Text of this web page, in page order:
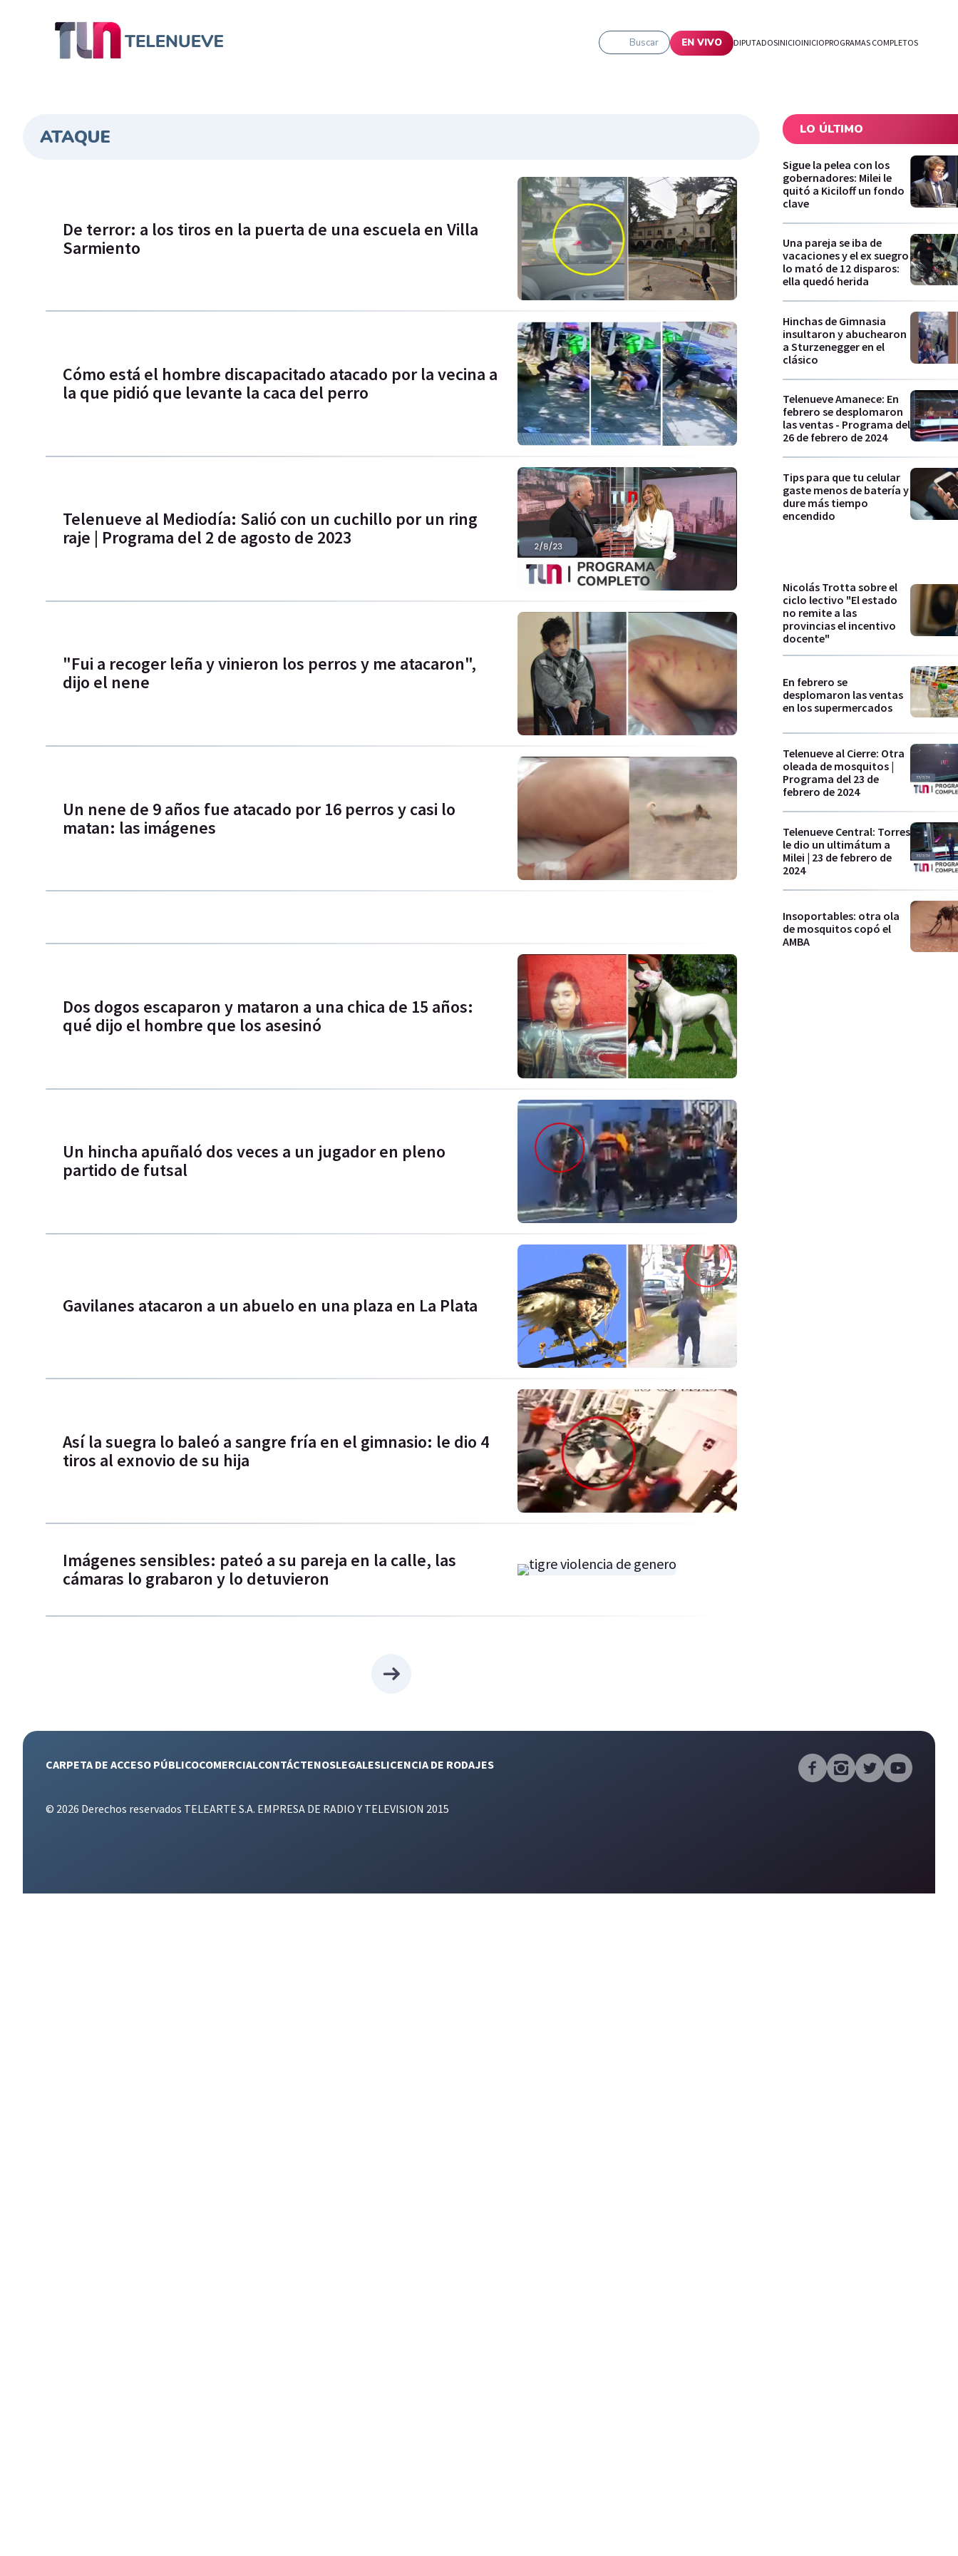
Buscar EN VIVO DIPUTADOSINICIOINICIOPROGRAMAS COMPLETOS
ATAQUE
De terror: a los tiros en la puerta de una escuela en Villa
Sarmiento
Cómo está el hombre discapacitado atacado por la vecina a
la que pidió que levante la caca del perro
Telenueve al Mediodía: Salió con un cuchillo por un ring
raje | Programa del 2 de agosto de 2023
"Fui a recoger leña y vinieron los perros y me atacaron",
dijo el nene
Un nene de 9 años fue atacado por 16 perros y casi lo
matan: las imágenes
Dos dogos escaparon y mataron a una chica de 15 años:
qué dijo el hombre que los asesinó
Un hincha apuñaló dos veces a un jugador en pleno
partido de futsal
Gavilanes atacaron a un abuelo en una plaza en La Plata
Así la suegra lo baleó a sangre fría en el gimnasio: le dio 4
tiros al exnovio de su hija
Imágenes sensibles: pateó a su pareja en la calle, las
cámaras lo grabaron y lo detuvieron
LO ÚLTIMO
Sigue la pelea con los
gobernadores: Milei le
quitó a Kiciloff un fondo
clave
Una pareja se iba de
vacaciones y el ex suegro
lo mató de 12 disparos:
ella quedó herida
Hinchas de Gimnasia
insultaron y abuchearon
a Sturzenegger en el
clásico
Telenueve Amanece: En
febrero se desplomaron
las ventas - Programa del
26 de febrero de 2024
Tips para que tu celular
gaste menos de batería y
dure más tiempo
encendido
Nicolás Trotta sobre el
ciclo lectivo "El estado
no remite a las
provincias el incentivo
docente"
En febrero se
desplomaron las ventas
en los supermercados
Telenueve al Cierre: Otra
oleada de mosquitos |
Programa del 23 de
febrero de 2024
Telenueve Central: Torres
le dio un ultimátum a
Milei | 23 de febrero de
2024
Insoportables: otra ola
de mosquitos copó el
AMBA
CARPETA DE ACCESO PÚBLICOCOMERCIALCONTÁCTENOSLEGALESLICENCIA DE RODAJES
© 2026 Derechos reservados TELEARTE S.A. EMPRESA DE RADIO Y TELEVISION 2015